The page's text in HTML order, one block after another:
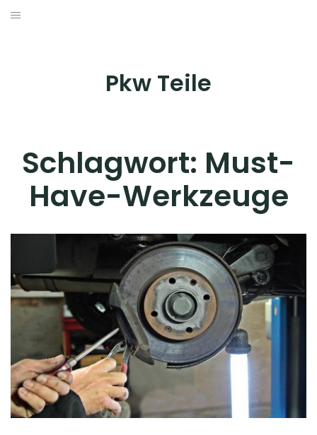
Skip
Pkw Teile
Schlagwort: Must-
Have-Werkzeuge
WERKZEUG & WERKSTATTAUSRÜSTUNG